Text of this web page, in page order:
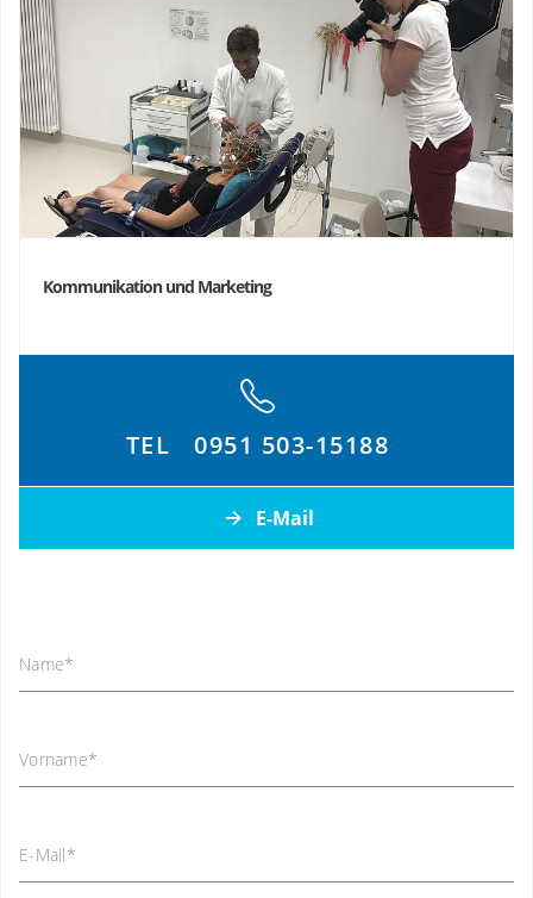
Kommunikation und Marketing
TEL 0951 503-15188
E-Mail
Name*
Vorname*
E-Mail*